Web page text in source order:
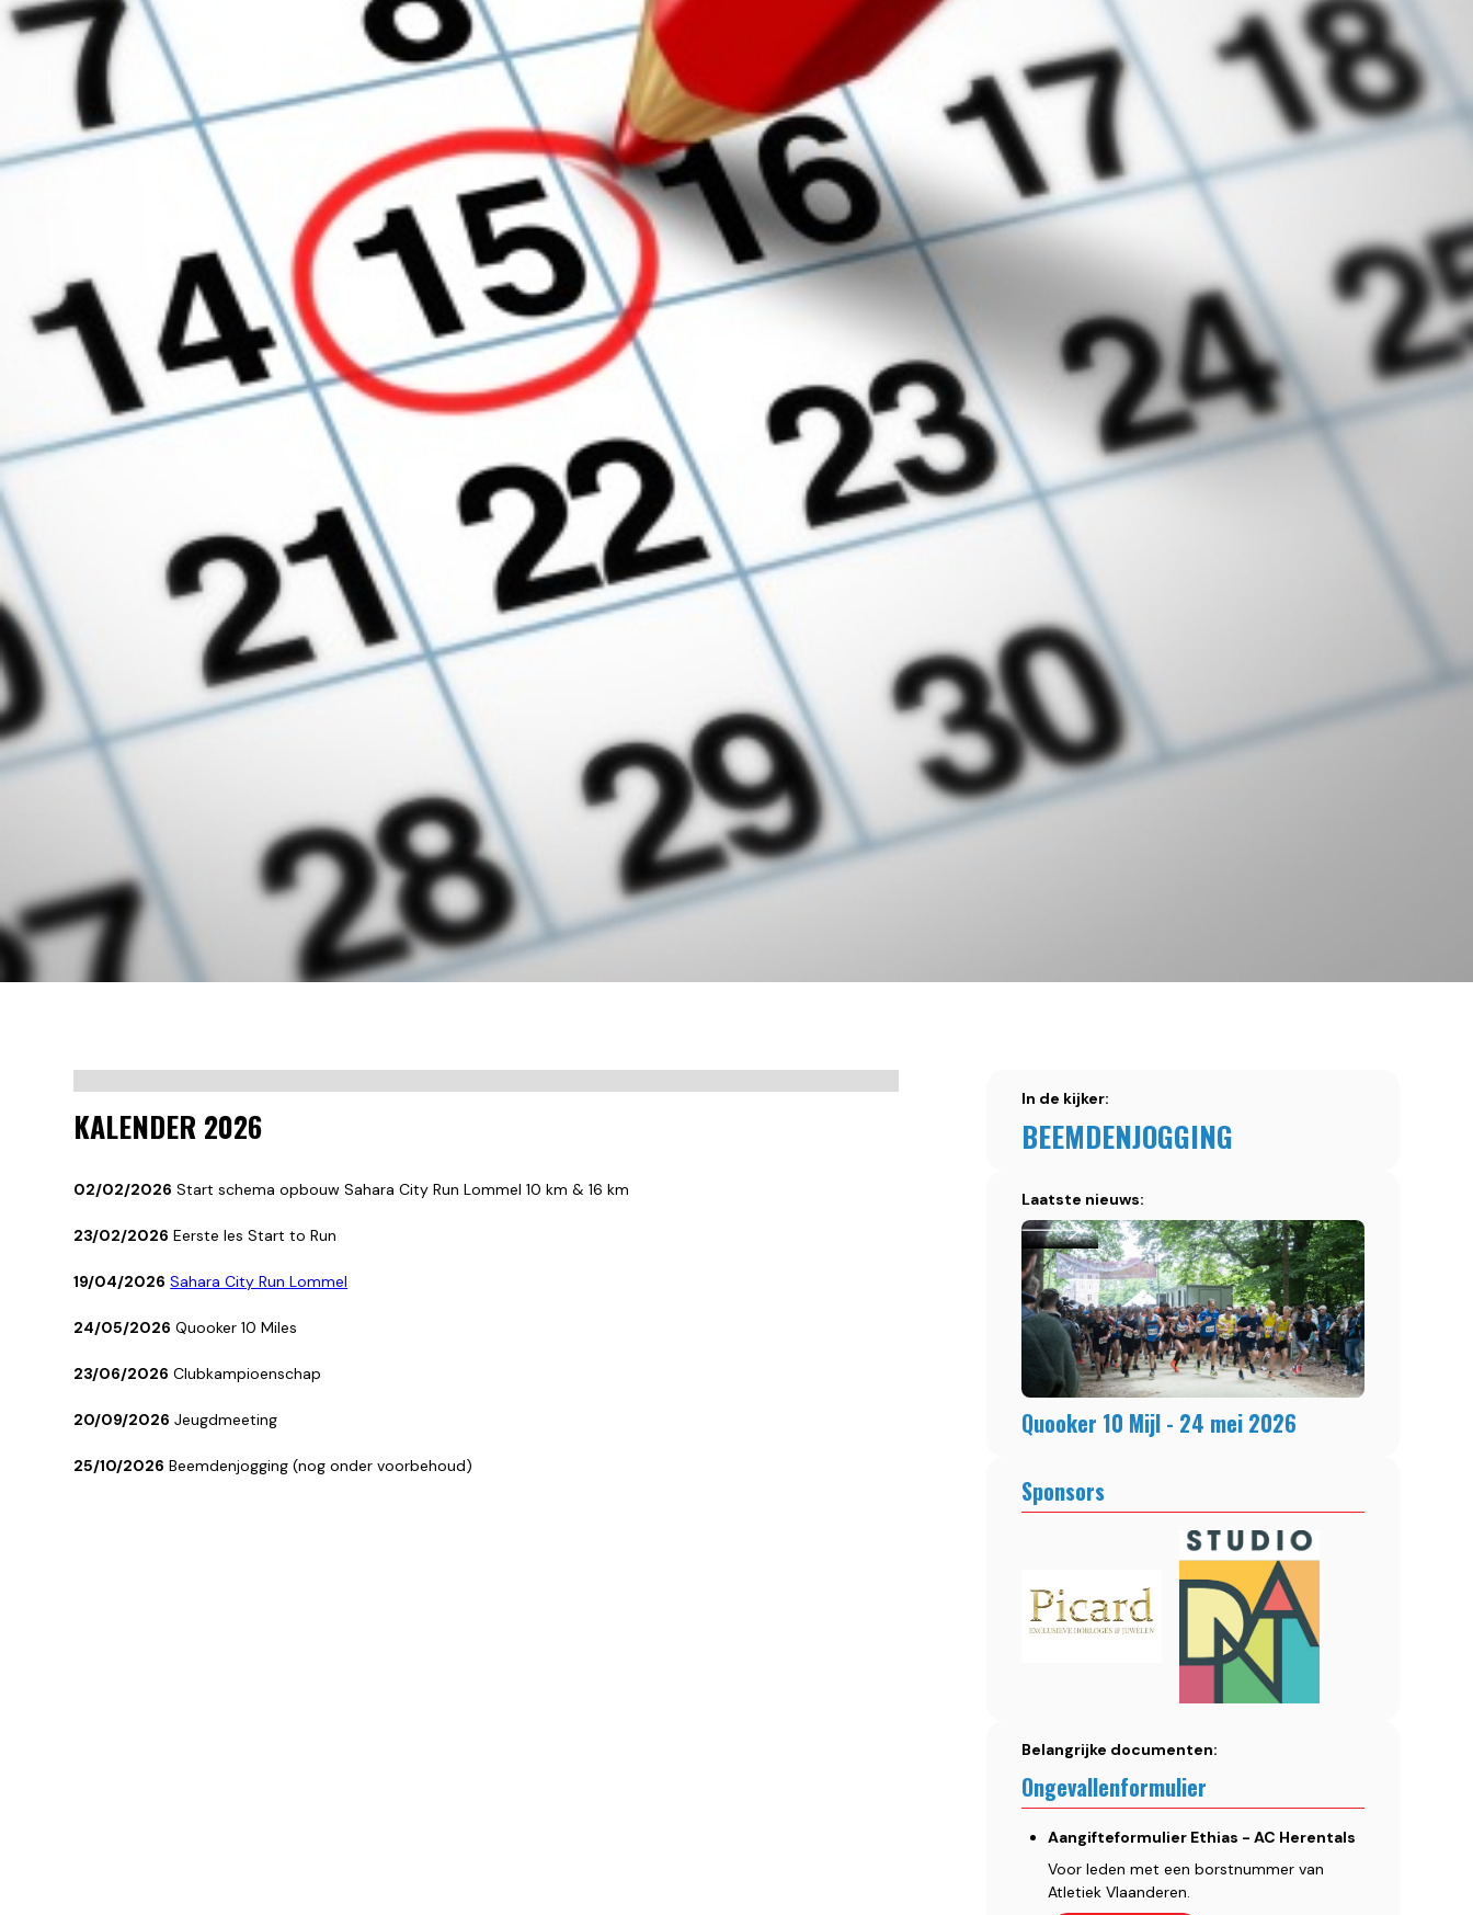
KALENDER 2026
02/02/2026 Start schema opbouw Sahara City Run Lommel 10 km & 16 km
23/02/2026 Eerste les Start to Run
19/04/2026 Sahara City Run Lommel
24/05/2026 Quooker 10 Miles
23/06/2026 Clubkampioenschap
20/09/2026 Jeugdmeeting
25/10/2026 Beemdenjogging (nog onder voorbehoud)
In de kijker:
BEEMDENJOGGING
Laatste nieuws:
Quooker 10 Mijl - 24 mei 2026
Sponsors
Belangrijke documenten:
Ongevallenformulier
Aangifteformulier Ethias - AC Herentals
Voor leden met een borstnummer van
Atletiek Vlaanderen.